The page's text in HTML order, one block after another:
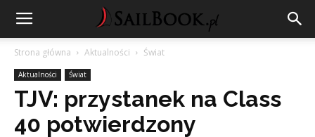
Strona główna Aktualności Świat
Aktualności Świat
TJV: przystanek na Class
40 potwierdzony